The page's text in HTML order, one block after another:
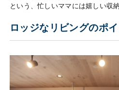
という、忙しいママには嬉しい収
ロッジなリビングのポ